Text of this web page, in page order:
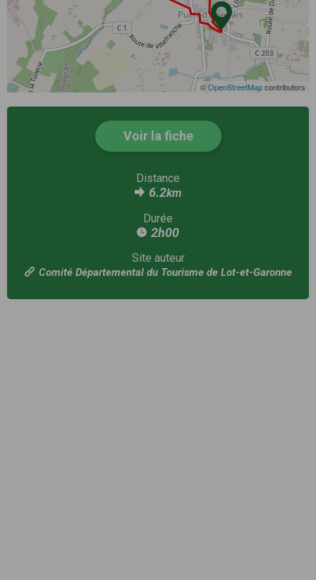
©OpenStreetMapcontributors
Voir la fiche
Distance
6.2km
Durée
2h00
Site auteur
Comité Départemental du Tourisme de Lot-et-Garonne